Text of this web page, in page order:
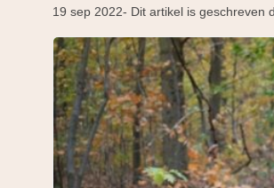
Zalando Lounge
19 sep 2022- Dit artikel is geschreven